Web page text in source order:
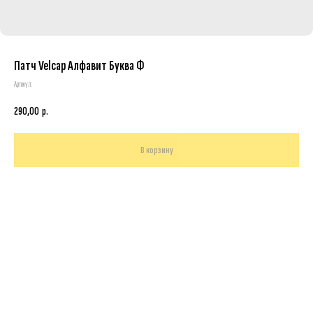
Патч Velcap Алфавит Буква Ф
Артикул:
290,00 р.
В корзину